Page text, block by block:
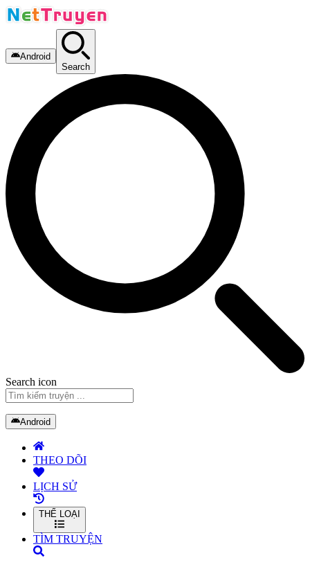
Android
Search
Search icon
Android
THEO DÕI
LỊCH SỬ
THỂ LOẠI
TÌM TRUYỆN